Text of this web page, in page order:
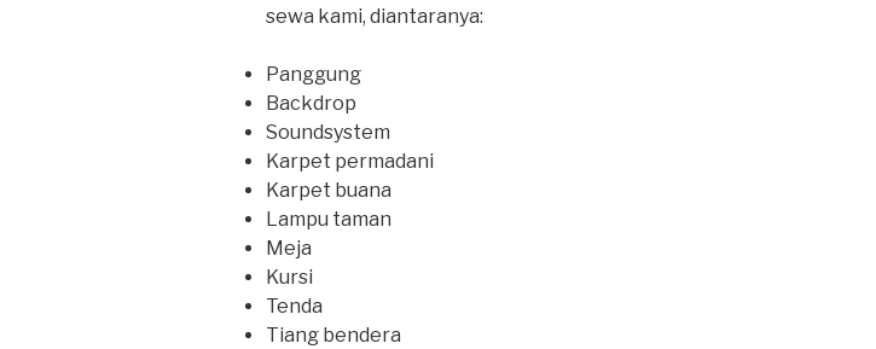
sewa kami, diantaranya:
Panggung
Backdrop
Soundsystem
Karpet permadani
Karpet buana
Lampu taman
Meja
Kursi
Tenda
Tiang bendera